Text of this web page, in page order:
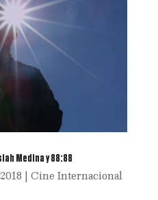
Medina y 88:88
| Cine Internacional